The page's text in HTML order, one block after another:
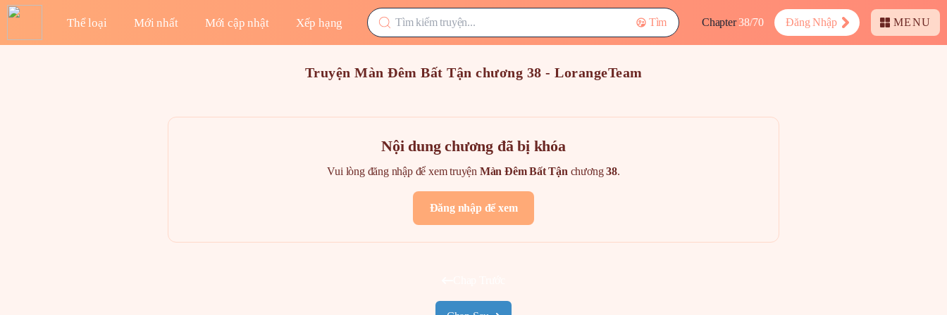
Thể loại Mới nhất Mới cập nhật Xếp hạng Tìm Chapter 38/70 Đăng Nhập MENU
Truyện Màn Đêm Bất Tận chương 38 - LorangeTeam
Nội dung chương đã bị khóa
Vui lòng đăng nhập để xem truyện Màn Đêm Bất Tận chương38.
Đăng nhập để xem